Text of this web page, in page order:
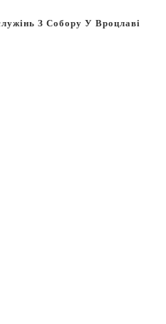
З Собору У Вроцлаві